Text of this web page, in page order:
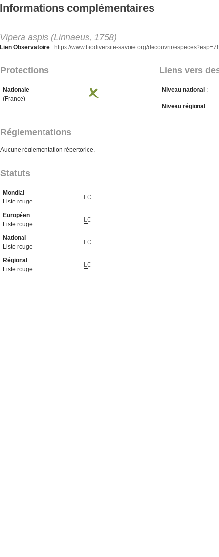
Aller au contenu principal
Informations complémentaires
Vipera aspis (Linnaeus, 1758)
Lien Observatoire : https://www.biodiversite-savoie.org/decouvrir/
Protections Liens vers
Nationale
(France)
Niveau national :
Niveau régional :
Réglementations
Aucune réglementation répertoriée.
Statuts
Mondial
Liste rouge
LC
Européen
Liste rouge
LC
National
Liste rouge
LC
Régional
Liste rouge
LC